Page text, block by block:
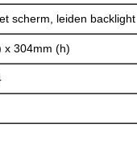
scherm, leiden backlight
x 304mm (h)